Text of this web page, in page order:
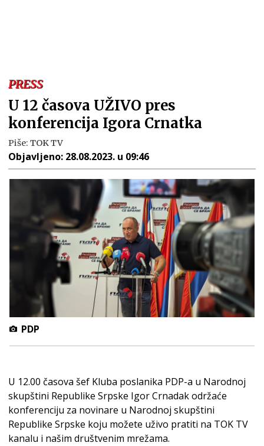
PRESS
U 12 časova UŽIVO pres
konferencija Igora Crnatka
Piše: TOK TV
Objavljeno: 28.08.2023. u 09:46
PDP
U 12.00 časova šef Kluba poslanika PDP-a u Narodnoj
skupštini Republike Srpske Igor Crnadak održaće
konferenciju za novinare u Narodnoj skupštini
Republike Srpske koju možete uživo pratiti na TOK TV
kanalu i našim društvenim mrežama.